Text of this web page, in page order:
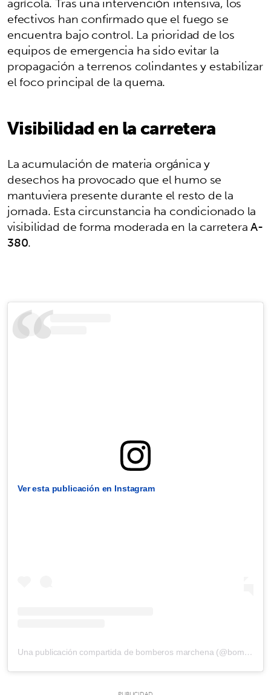
efectivos han confirmado que el fuego se
encuentra bajo control. La prioridad de los
equipos de emergencia ha sido evitar la
propagación a terrenos colindantes y estabilizar
el foco principal de la quema.
Visibilidad en la carretera
La acumulación de materia orgánica y
desechos ha provocado que el humo se
mantuviera presente durante el resto de la
jornada. Esta circunstancia ha condicionado la
visibilidad de forma moderada en la carreteraA-
380.
Ver esta publicación en Instagram
Una publicación compartida de bomberos marchena (@bomberos_marchena)